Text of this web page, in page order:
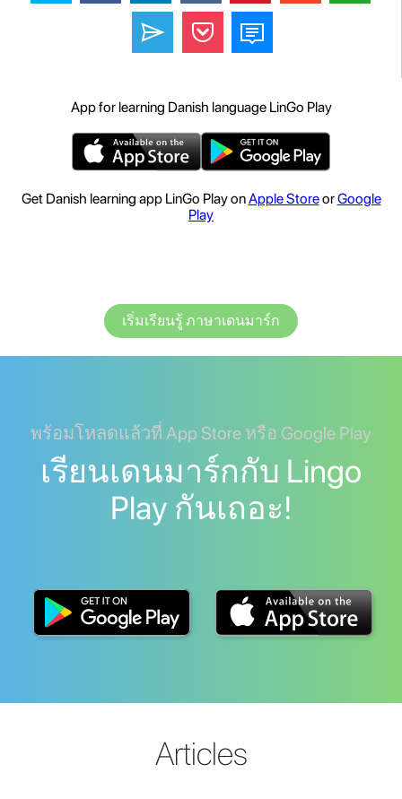
App for learning Danish language LinGo Play
Get Danish learning app LinGo Play onApple StoreorGoogle
Play
เริ่มเรียนรู้ ภาษาเดนมาร์ก
พร้อมโหลดแล้วที่ App Store หรือ Google Play
เรียนเดนมาร์กกับ Lingo
Play กันเถอะ!
Articles